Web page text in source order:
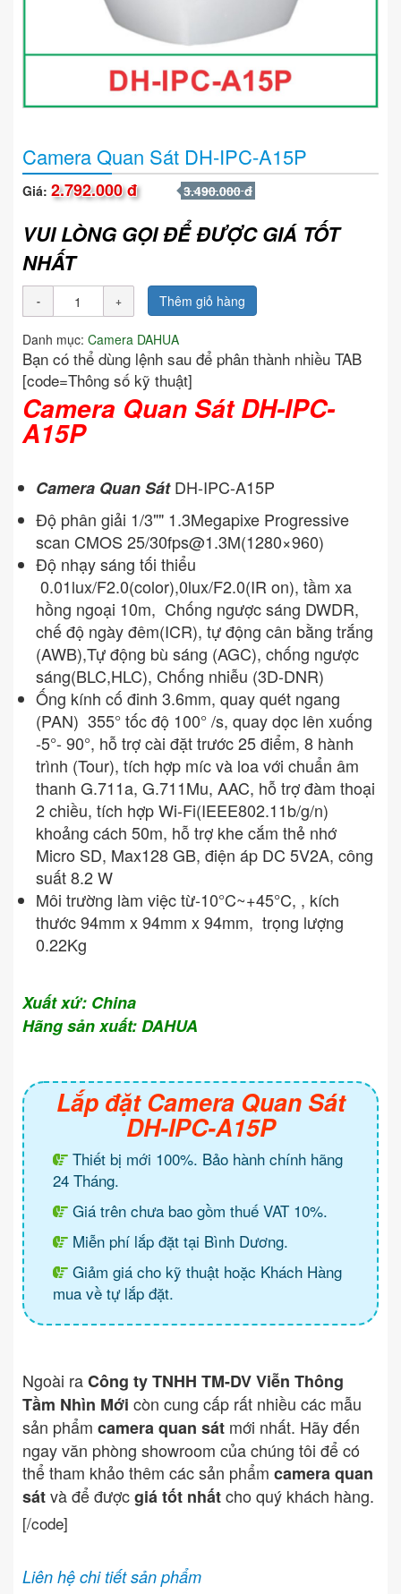
Camera Quan Sát DH-IPC-A15P
Giá: 2.792.000 đ 3.490.000 đ
VUI LÒNG GỌI ĐỂ ĐƯỢC GIÁ TỐT
NHẤT
Thêm giỏ hàng
Danh mục: Camera DAHUA
Bạn có thể dùng lệnh sau để phân thành nhiều TAB
[code=Thông số kỹ thuật]
Camera Quan Sát DH-IPC-
A15P
Camera Quan SátDH-IPC-A15P
Độ phân giải 1/3"" 1.3Megapixe Progressive
scan CMOS 25/30fps@1.3M(1280×960)
Độ nhạy sáng tối thiểu
0.01lux/F2.0(color),0lux/F2.0(IR on), tầm xa
hồng ngoại 10m, Chống ngược sáng DWDR,
chế độ ngày đêm(ICR), tự động cân bằng trắng
(AWB),Tự động bù sáng (AGC), chống ngược
sáng(BLC,HLC), Chống nhiễu (3D-DNR)
Ống kính cố đinh 3.6mm, quay quét ngang
(PAN) 355° tốc độ 100° /s, quay dọc lên xuống
-5°- 90°, hỗ trợ cài đặt trước 25 điểm, 8 hành
trình (Tour), tích hợp míc và loa với chuẩn âm
thanh G.711a, G.711Mu, AAC, hỗ trợ đàm thoại
2 chiều, tích hợp Wi-Fi(IEEE802.11b/g/n)
khoảng cách 50m, hỗ trợ khe cắm thẻ nhớ
Micro SD, Max128 GB, điện áp DC 5V2A, công
suất 8.2 W
Môi trường làm việc từ-10°C~+45°C, , kích
thước 94mm x 94mm x 94mm, trọng lượng
0.22Kg
Xuất xứ: China
Hãng sản xuất: DAHUA
Lắp đặt Camera Quan Sát
DH-IPC-A15P
Thiết bị mới 100%. Bảo hành chính hãng
24 Tháng.
Giá trên chưa bao gồm thuế VAT 10%.
Miễn phí lắp đặt tại Bình Dương.
Giảm giá cho kỹ thuật hoặc Khách Hàng
mua về tự lắp đặt.
Ngoài raCông ty TNHH TM-DV Viễn Thông
Tầm Nhìn Mới còn cung cấp rất nhiều các mẫu
sản phẩm camera quan sát mới nhất. Hãy đến
ngay văn phòng showroom của chúng tôi để có
thể tham khảo thêm các sản phẩm camera quan
sátvà để đượcgiá tốt nhấtcho quý khách hàng.
[/code]
Liên hệ chi tiết sản phẩm